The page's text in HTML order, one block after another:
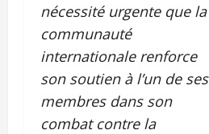
nécessité urgente que la
communauté
internationale renforce
son soutien à l’un de ses
membres dans son
combat contre la